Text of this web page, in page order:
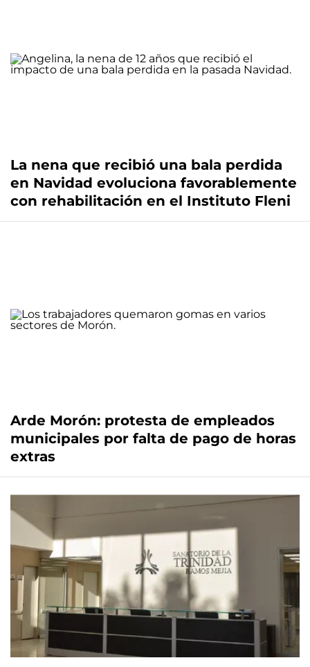
La nena que recibió una bala perdida
en Navidad evoluciona favorablemente
con rehabilitación en el Instituto Fleni
Arde Morón: protesta de empleados
municipales por falta de pago de horas
extras